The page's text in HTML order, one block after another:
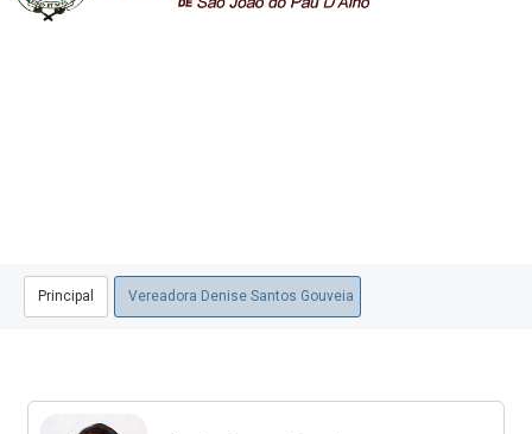
Principal Vereadora Denise Santos Gouveia